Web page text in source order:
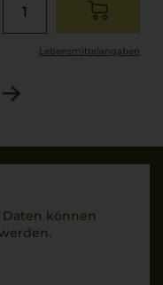
Lebensmittel­angaben
Daten können